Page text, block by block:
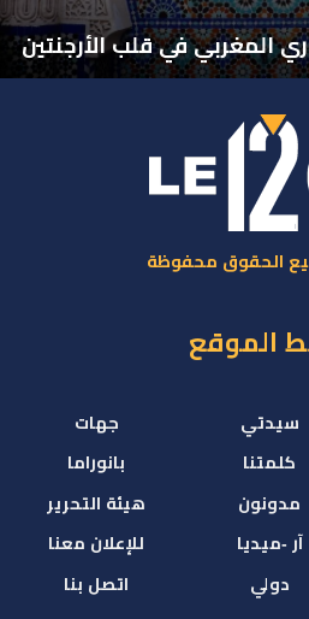
المغربي في قلب الأرجنتين
الموقع
سيدتي
كلمتنا
مدونون
آر -ميديا
دولي
جهات
بانوراما
هيئة التحرير
للإعلان معنا
اتصل بنا